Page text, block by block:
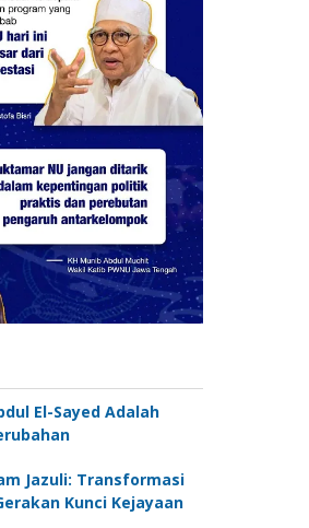
El-Sayed Adalah
Jazuli: Transformasi
Kunci Kejayaan